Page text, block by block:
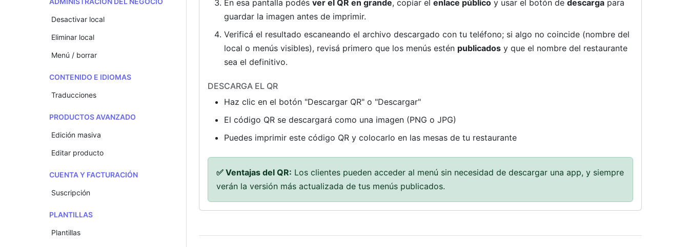
Desactivar local
Eliminar local
Menú / borrar
CONTENIDO E IDIOMAS
Traducciones
PRODUCTOS AVANZADO
Edición masiva
Editar producto
CUENTA Y FACTURACIÓN
Suscripción
PLANTILLAS
Plantillas
En esa pantalla podés ver el QR en grande, copiar el enlace público y usar el botón de descarga para
guardar la imagen antes de imprimir.
Verificá el resultado escaneando el archivo descargado con tu teléfono; si algo no coincide (nombre del
local o menús visibles), revisá primero que los menús estén publicados y que el nombre del restaurante
sea el definitivo.
DESCARGA EL QR
Haz clic en el botón "Descargar QR" o "Descargar"
El código QR se descargará como una imagen (PNG o JPG)
Puedes imprimir este código QR y colocarlo en las mesas de tu restaurante
✅ Ventajas del QR: Los clientes pueden acceder al menú sin necesidad de descargar una app, y siempre
verán la versión más actualizada de tus menús publicados.